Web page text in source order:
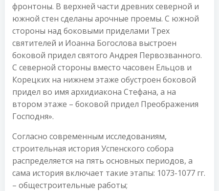
фронтоны. В верхней части древних северной и
южной стен сделаны арочные проемы. С южной
стороны над боковыми приделами Трех
святителей и Иоанна Богослова выстроен
боковой придел святого Андрея Первозванного.
С северной стороны вместо часовен Ельцов и
Корецких на нижнем этаже обустроен боковой
придел во имя архидиакона Стефана, а на
втором этаже – боковой придел Преображения
Господня».
Согласно современным исследованиям,
строительная история Успенского собора
распределяется на пять основных периодов, а
сама история включает такие этапы: 1073-1077 гг.
– общестроительные работы;